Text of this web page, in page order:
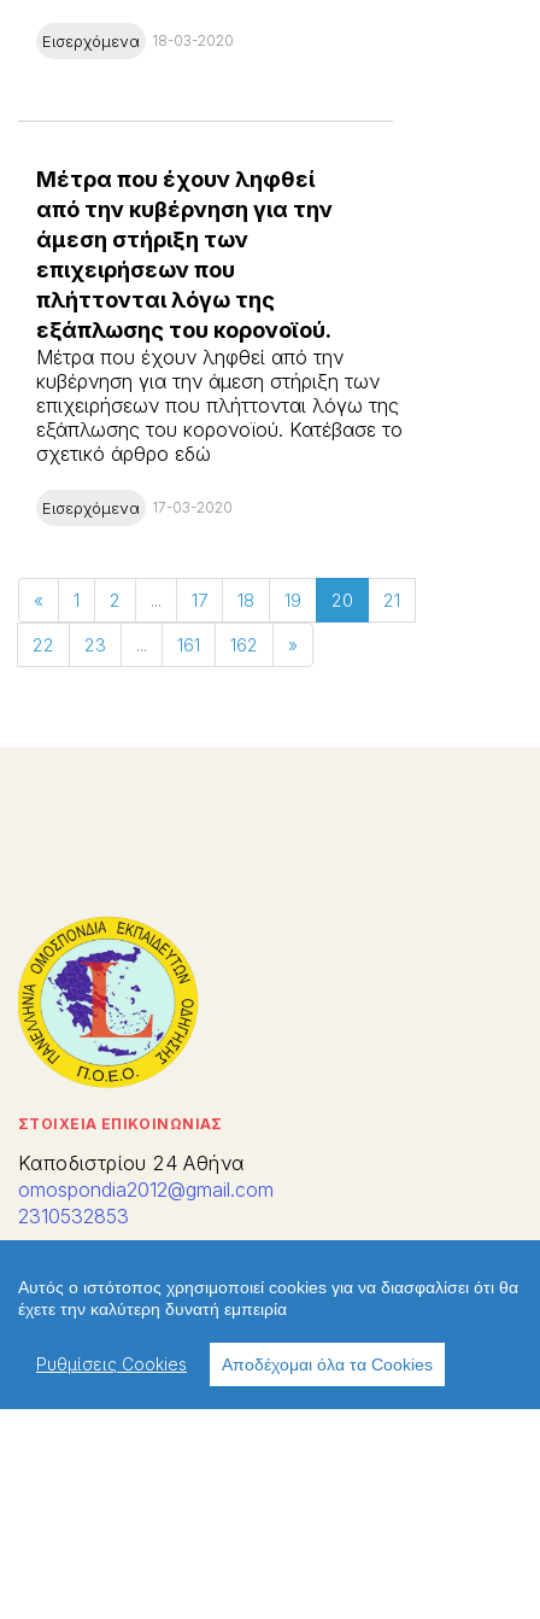
Εισερχόμενα 18-03-2020
Μέτρα που έχουν ληφθεί
από την κυβέρνηση για την
άμεση στήριξη των
επιχειρήσεων που
πλήττονται λόγω της
εξάπλωσης του κορονοϊού.
Μέτρα που έχουν ληφθεί από την
κυβέρνηση για την άμεση στήριξη των
επιχειρήσεων που πλήττονται λόγω της
εξάπλωσης του κορονοϊού. Κατέβασε το
σχετικό άρθρο εδώ
Εισερχόμενα 17-03-2020
« 1 2 ... 17 18 19 20
21
22
23 ... 161 162 »
ΣΤΟΙΧΕΙΑ ΕΠΙΚΟΙΝΩΝΙΑΣ
Καποδιστρίου 24 Αθήνα
omospondia2012@gmail.com
2310532853
ΧΡΗΣΙΜΑ
Ανακοινώσεις
Περιφερειακές Δ/νσεις
Πολιτική απορρήτου
Αυτός ο ιστότοπος χρησιμοποιεί cookies για να διασφαλίσει ότι θα
έχετε την καλύτερη δυνατή εμπειρία
Ρυθμίσεις Cookies Αποδέχομαι όλα τα Cookies